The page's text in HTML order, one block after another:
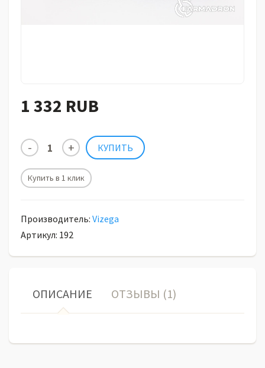
1 332 RUB
Купить в 1 клик
Производитель: Vizega
Артикул: 192
ОПИСАНИЕ ОТЗЫВЫ (1)